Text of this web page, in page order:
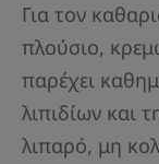
Για τον
πλούσιο,
παρέχει
λιπιδίων και
λιπαρό, μη